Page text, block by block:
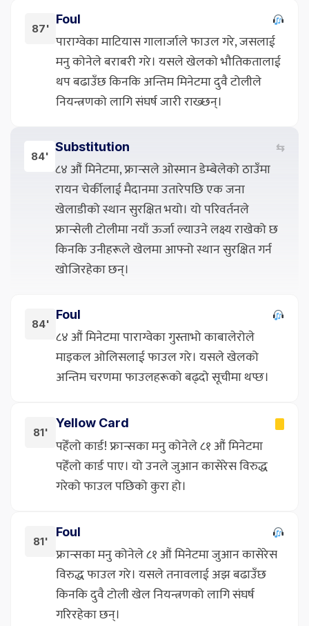
87'
Foul
पाराग्वेका माटियास गालार्जाले फाउल गरे, जसलाई
मनु कोनेले बराबरी गरे। यसले खेलको भौतिकतालाई
थप बढाउँछ किनकि अन्तिम मिनेटमा दुवै टोलीले
नियन्त्रणको लागि संघर्ष जारी राख्छन्।
84'
Substitution ⇆
८४ औं मिनेटमा, फ्रान्सले ओस्मान डेम्बेलेको ठाउँमा
रायन चेर्कीलाई मैदानमा उतारेपछि एक जना
खेलाडीको स्थान सुरक्षित भयो। यो परिवर्तनले
फ्रान्सेली टोलीमा नयाँ ऊर्जा ल्याउने लक्ष्य राखेको छ
किनकि उनीहरूले खेलमा आफ्नो स्थान सुरक्षित गर्न
खोजिरहेका छन्।
84'
Foul
८४ औं मिनेटमा पाराग्वेका गुस्ताभो काबालेरोले
माइकल ओलिसलाई फाउल गरे। यसले खेलको
अन्तिम चरणमा फाउलहरूको बढ्दो सूचीमा थप्छ।
81'
Yellow Card
पहेँलो कार्ड! फ्रान्सका मनु कोनेले ८१ औं मिनेटमा
पहेँलो कार्ड पाए। यो उनले जुआन कासेरेस विरुद्ध
गरेको फाउल पछिको कुरा हो।
81'
Foul
फ्रान्सका मनु कोनेले ८१ औं मिनेटमा जुआन कासेरेस
विरुद्ध फाउल गरे। यसले तनावलाई अझ बढाउँछ
किनकि दुवै टोली खेल नियन्त्रणको लागि संघर्ष
गरिरहेका छन्।